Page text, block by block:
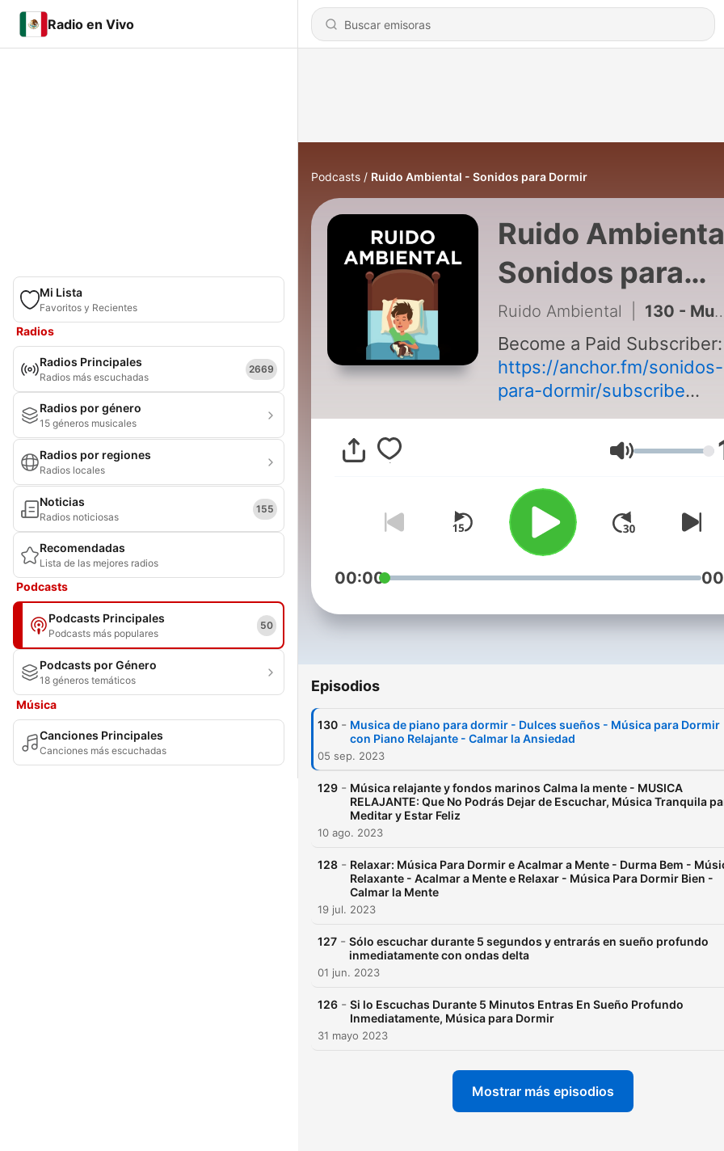
Radio en Vivo
Mi Lista
Favoritos y Recientes
Radios
Radios Principales
Radios más escuchadas
2669
Radios por género
15 géneros musicales
Radios por regiones
Radios locales
Noticias
Radios noticiosas
155
Recomendadas
Lista de las mejores radios
Podcasts
Podcasts Principales
Podcasts más populares
50
Podcasts por Género
18 géneros temáticos
Música
Canciones Principales
Canciones más escuchadas
Podcasts Ruido Ambiental - Sonidos para Dormir
Ruido
Sonidos para
Dormir
Ruido Ambiental 130 - Musica de piano para dormir - Dulces sueños - Música para Dormir con Piano Relajante - Calmar la Ansiedad
Become a Paid Subscriber:
https://anchor.fm/sonidos-
para-dormir/subscribe
Escuche una colección de
sonidos de lluvia, olas del
ruido blanco y másVolumen
00:00
Episodios
130 - Musica de piano para dormir - Dulces sueños - Música para Dormir
con Piano Relajante - Calmar la Ansiedad
05 sep. 2023
129 - Música relajante y fondos marinos Calma la mente - MUSICA
RELAJANTE: Que No Podrás Dejar de Escuchar, Música Tranquila
Meditar y Estar Feliz
10 ago. 2023
128 - Relaxar: Música Para Dormir e Acalmar a Mente - Durma Bem -
Relaxante - Acalmar a Mente e Relaxar - Música Para Dormir Bien -
Calmar la Mente
19 jul. 2023
127 - Sólo escuchar durante 5 segundos y entrarás en sueño profundo
inmediatamente con ondas delta
01 jun. 2023
126 - Si lo Escuchas Durante 5 Minutos Entras En Sueño Profundo
Inmediatamente, Música para Dormir
31 mayo 2023
Mostrar más episodios